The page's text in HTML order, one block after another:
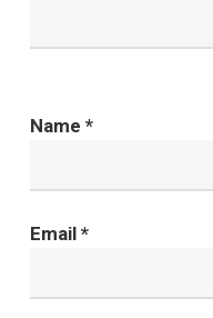
Name *
Email *